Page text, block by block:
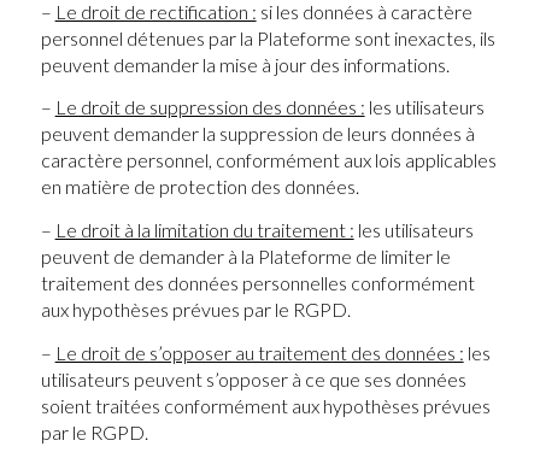
– Le droit de rectification : si les données à caractère
personnel détenues par la Plateforme sont inexactes, ils
peuvent demander la mise à jour des informations.
– Le droit de suppression des données : les utilisateurs
peuvent demander la suppression de leurs données à
caractère personnel, conformément aux lois applicables
en matière de protection des données.
– Le droit à la limitation du traitement : les utilisateurs
peuvent de demander à la Plateforme de limiter le
traitement des données personnelles conformément
aux hypothèses prévues par le RGPD.
– Le droit de s’opposer au traitement des données : les
utilisateurs peuvent s’opposer à ce que ses données
soient traitées conformément aux hypothèses prévues
par le RGPD.